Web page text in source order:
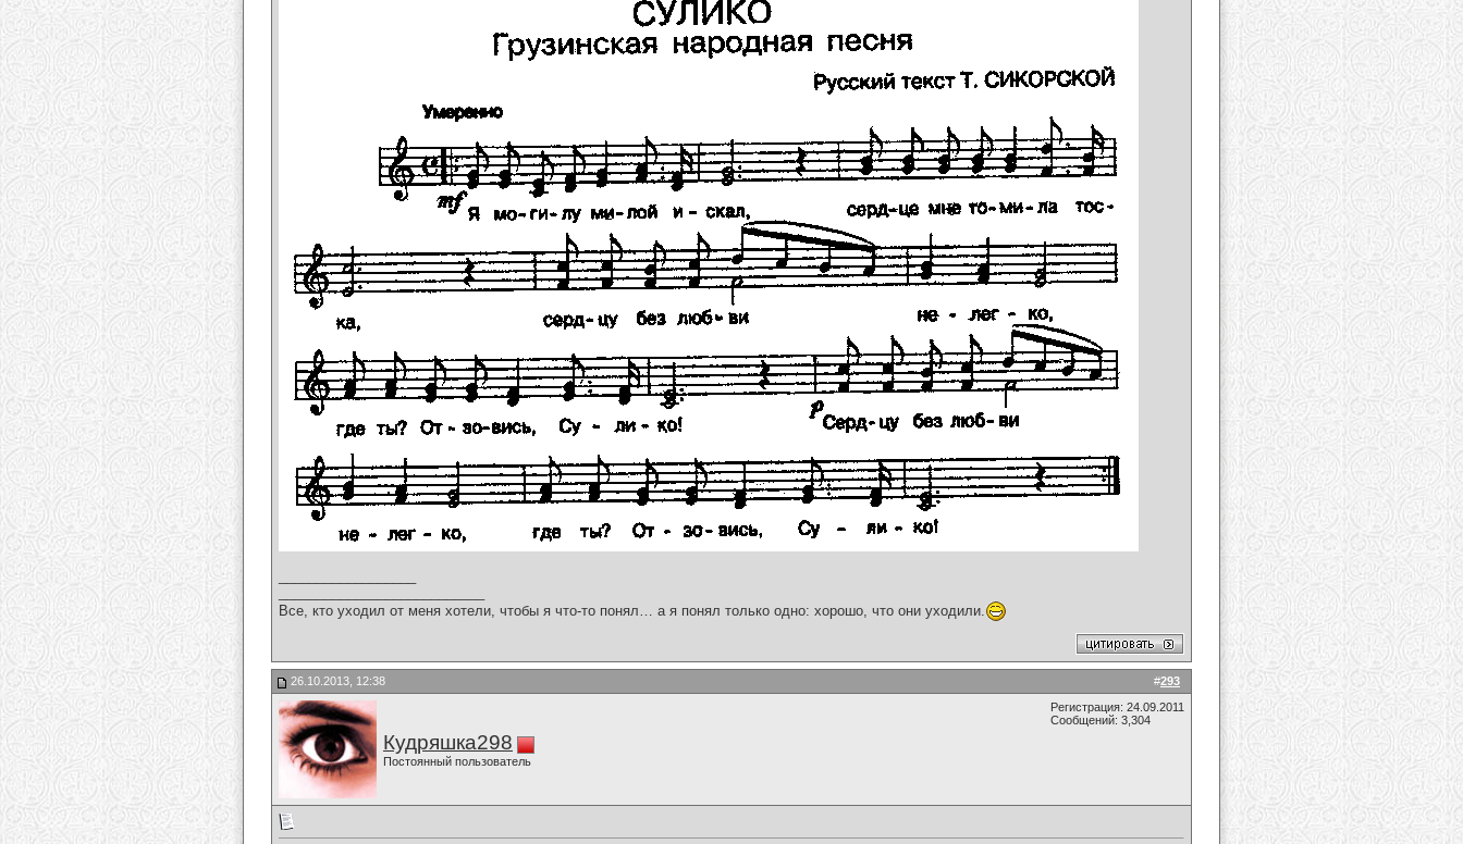
Все, кто уходил от меня хотели, чтобы я что-то понял… а я понял только одно: хорошо, что они уходили.
#293
26.10.2013, 12:38
Кудряшка298
Постоянный пользователь
Регистрация: 24.09.2011
Сообщений: 3,304